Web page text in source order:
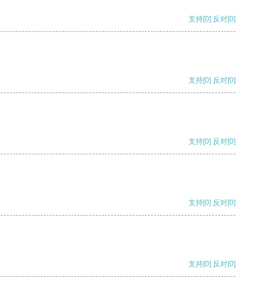
支持[0] 反对[0]
支持[0] 反对[0]
支持[0] 反对[0]
支持[0] 反对[0]
支持[0] 反对[0]